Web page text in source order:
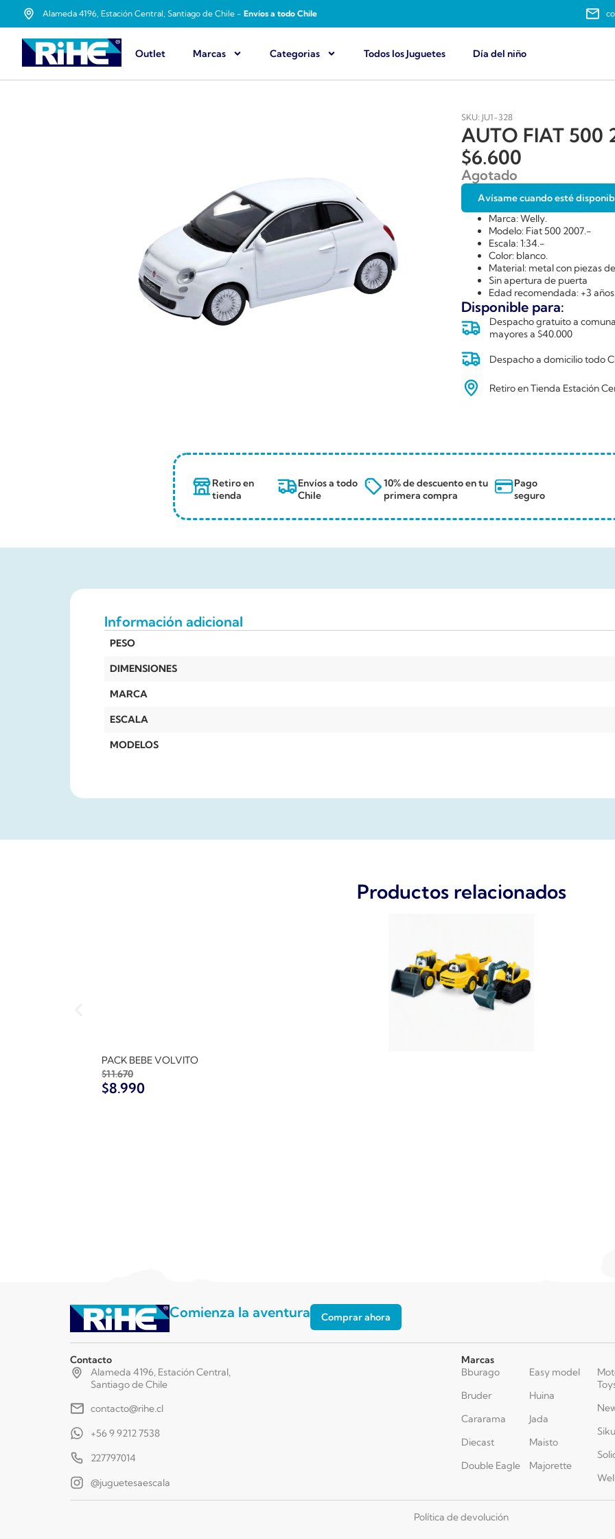
Alameda 4196, Estación Central, Santiago de Chile - Envíos a todo Chile
Outlet Marcas Categorias Todos los Juguetes Día del niño
SKU: JU1-328
AUTO FIAT 500
$6.600
Agotado
Avísame cuando esté
Marca: Welly.
Modelo: Fiat 500 2007.-
Escala: 1:34.-
Color: blanco.
Material: metal con piezas
Sin apertura de puerta
Edad recomendada: +3
Disponible para:
Despacho gratuito a
mayores a $40.000
Despacho a domicilio todo
Retiro en Tienda Estación
Retiro en
tienda
Envíos a todo
Chile
10% de descuento en tu
primera compra
Pago
seguro
Información adicional
PESO
DIMENSIONES
MARCA
ESCALA
MODELOS
Productos relacionados
PACK BEBE VOLVITO
$11.670
$8.990
Comienza la aventura Comprar ahora
Contacto
Alameda 4196, Estación Central,
Santiago de Chile
contacto@rihe.cl
+56 9 9212 7538
227797014
@juguetesaescala
Marcas
Bburago
Bruder
Cararama
Diecast
Double Eagle
Easy model
Huina
Jada
Maisto
Majorette
Siku
Política de devolución